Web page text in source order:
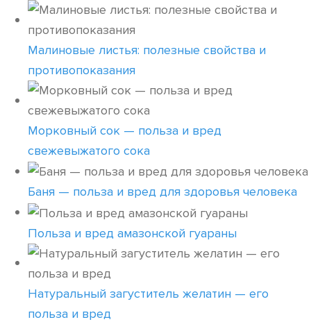
Малиновые листья: полезные свойства и
противопоказания
Морковный сок — польза и вред
свежевыжатого сока
Баня — польза и вред для здоровья человека
Польза и вред амазонской гуараны
Натуральный загуститель желатин — его
польза и вред